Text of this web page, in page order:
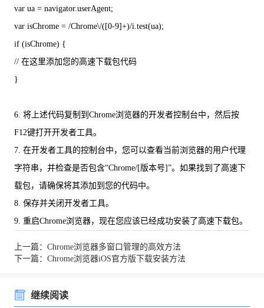
var ua = navigator.userAgent;
var isChrome = /Chrome\/([0-9]+)/i.test(ua);
if (isChrome) {
// 在这里添加您的高速下载包代码
}
6. 将上述代码复制到Chrome浏览器的开发者控制台中，然后按
F12键打开开发者工具。
7. 在开发者工具的控制台中，您可以查看当前浏览器的用户代理
字符串，并检查是否包含“Chrome/[版本号]”。如果找到了高速下
载包，请确保将其添加到您的代码中。
8. 保存并关闭开发者工具。
9. 重启Chrome浏览器，现在您应该已经成功安装了高速下载包。
上一篇：Chrome浏览器多窗口管理的高效方法
下一篇：Chrome浏览器iOS官方版下载安装方法
继续阅读